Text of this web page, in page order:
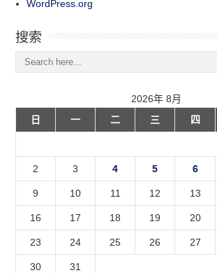
WordPress.org
搜索
2026年 8月
日
一 二 三 四
2 3 4 5 6
9 10 11 12 13
16 17 18 19 20
23 24 25 26 27
30
31